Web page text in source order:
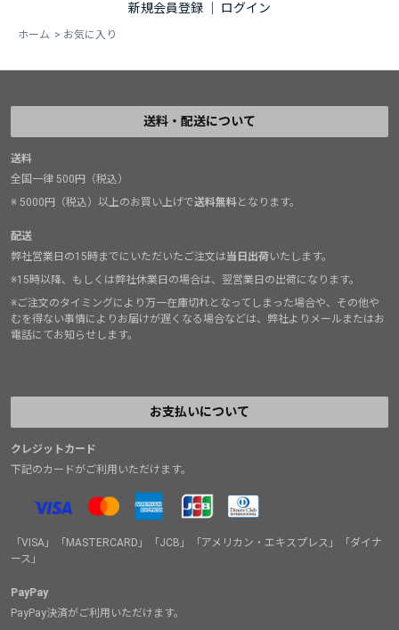
新規会員登録
ログイン
ホーム > お気に入り
送料・配送について
送料
全国一律 500円（税込）
※ 5000円（税込）以上のお買い上げで送料無料となります。
配送
弊社営業日の15時までにいただいたご注文は当日出荷いたします。
※15時以降、もしくは弊社休業日の場合は、翌営業日の出荷になります。
※ご注文のタイミングにより万一在庫切れとなってしまった場合や、その他や
むを得ない事情によりお届けが遅くなる場合などは、弊社よりメールまたはお
電話にてお知らせします。
お支払いについて
クレジットカード
下記のカードがご利用いただけます。
「VISA」「MASTERCARD」「JCB」「アメリカン・エキスプレス」「ダイナ
ース」
PayPay
PayPay決済がご利用いただけます。